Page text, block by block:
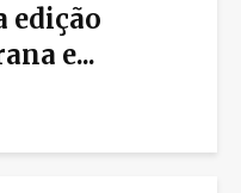
edição
e...